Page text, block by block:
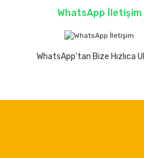
WhatsApp İletişim
WhatsApp'tan Bize Hızlıca